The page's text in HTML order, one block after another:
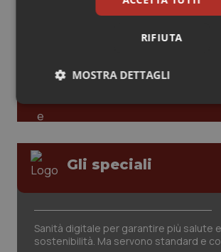
Toscana
Umbria
Valle D’Aosta
Neuroscienze & patologie
Obesità
Oftalmologia
Oncodermatologia
Oncologia & Nutrizione
odontoiatrico: applicazioni
uso protetto
Gli speciali
Sanità digitale per garantire più salute e
sostenibilità. Ma servono standard e
RIFIUTA
MOSTRA DETTAGLI
Necessari Statistici
I cookie necessari contribuiscono a
sito web abilitandone funzionalità di base